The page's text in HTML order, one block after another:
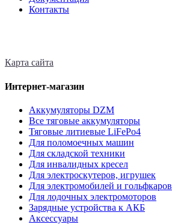
Контакты
Карта сайта
Интернет-магазин
Аккумуляторы DZM
Все тяговые аккумуляторы
Тяговые литиевые LiFePo4
Для поломоечных машин
Для складской техники
Для инвалидных кресел
Для электроскутеров, игрушек
Для электромобилей и гольфкаров
Для лодочных электромоторов
Зарядные устройства к АКБ
Аксессуары